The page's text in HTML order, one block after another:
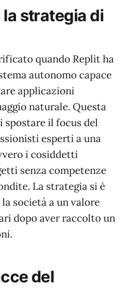
strategia di
quando Replit ha
autonomo capace
applicazioni
naturale. Questa
spostare il focus del
esperti a una
i cosiddetti
senza competenze
La strategia si è
società a un valore
dopo aver raccolto un
del